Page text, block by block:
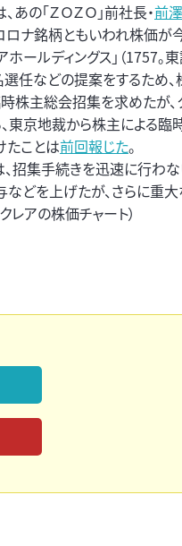
あの「ＺＯＺＯ」前社長・前
ロナ銘柄ともいわれ株価が
ホールディングス」（1757
任などの提案をするため、
時株主総会招集を求めたが
、東京地裁から株主による
たことは前回報じた。
招集手続きを迅速に行わ
などを上げたが、さらに重
アの株価チャート）